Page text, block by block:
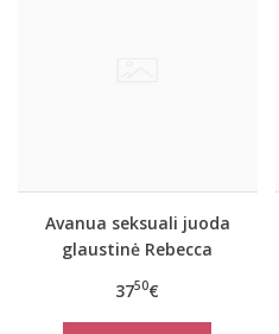
Avanua seksuali juoda
glaustinė Rebecca
3750€